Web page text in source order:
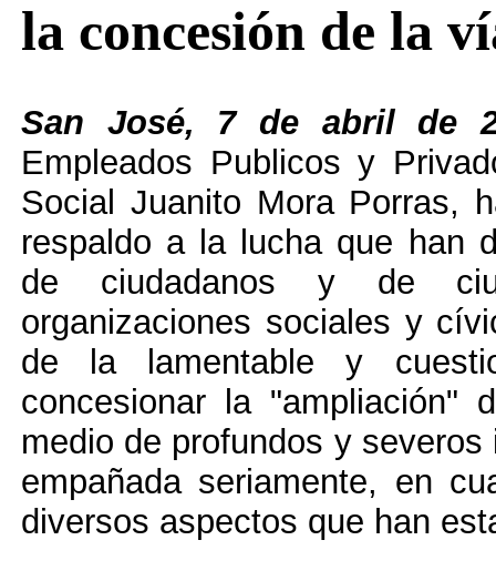
la concesión de la
San José, 7 de abril de
Empleados Publicos y
Social Juanito Mora Porras,
respaldo a la lucha que han
de ciudadanos y de
organizaciones sociales y
de la lamentable y
concesionar la "ampliación"
medio de profundos y
empañada seriamente, en
diversos aspectos que han